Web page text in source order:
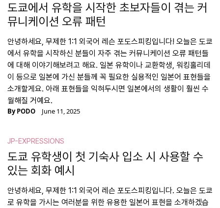
도쿄에서 유학을 시작한 초보자들이 겪는 커
뮤니케이션 오류 패턴
안녕하세요, 무제한 1:1 외국어 레슨 포도스피킹입니다! 오늘은 도쿄
에서 유학을 시작하신 분들이 자주 겪는 커뮤니케이션 오류 패턴들
에 대해 이야기해보려고 해요. 일본 유학이나 교환학생, 워킹홀리데
이 등으로 일본에 가신 분들께 꼭 필요한 실용적인 일본어 표현들을
소개할게요. 아래 표현들을 익혀두시면 일본에서의 생활이 훨씬 수
월해질 거예요.
ByPODO June 11, 2025
JP-EXPRESSIONS
도쿄 유학생이 첫 기숙사 입소 시 사용할 수
있는 회화 예시
안녕하세요, 무제한 1:1 외국어 레슨 포도스피킹입니다. 오늘은 도쿄
로 유학을 가시는 여러분을 위한 유용한 일본어 표현을 소개하겠습